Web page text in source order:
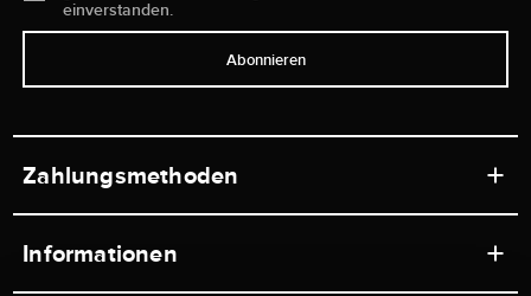
einverstanden.
Abonnieren
Zahlungsmethoden
Informationen